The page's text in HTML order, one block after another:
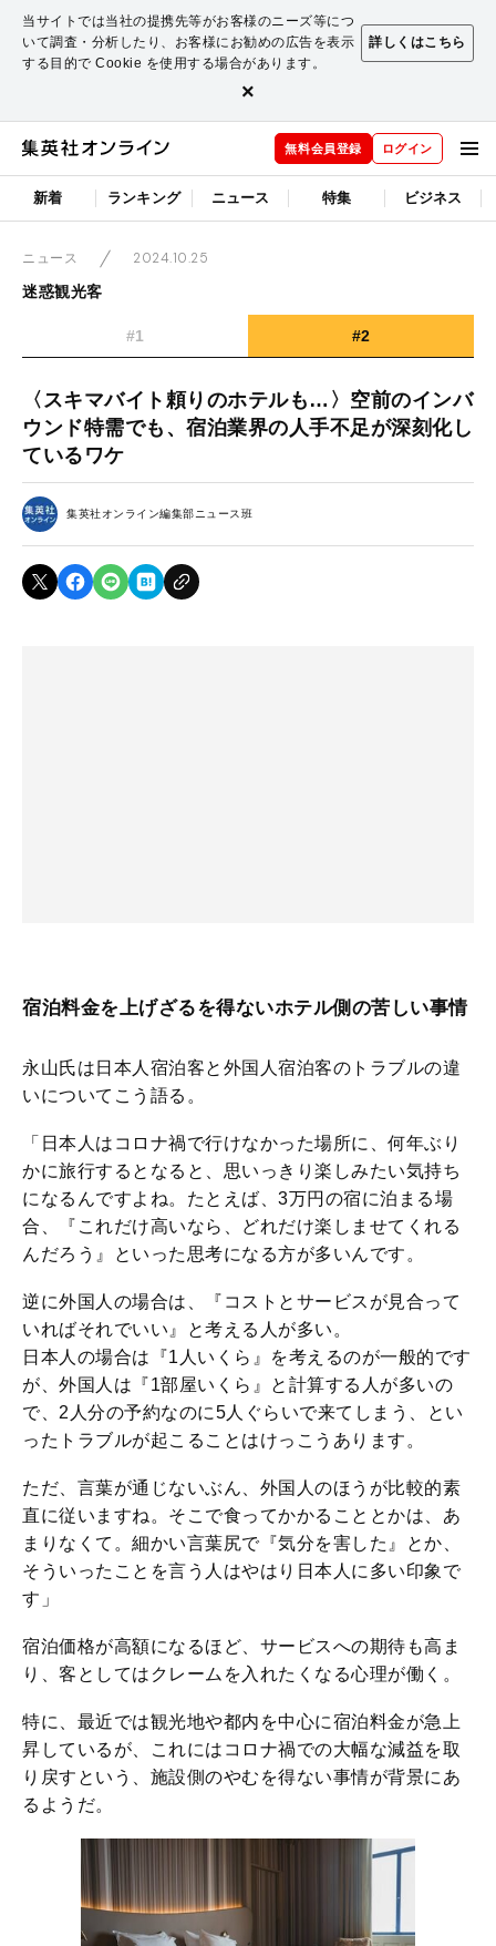
当サイトでは当社の提携先等がお客様のニーズ等につ
いて調査・分析したり、お客様にお勧めの広告を表示
する目的で Cookie を使用する場合があります。
詳しくはこちら
×
無料会員登録 ログイン
新着 ランキング ニュース 特集 ビジネス
ニュース
2024.10.25
迷惑観光客
#1 #2
〈スキマバイト頼りのホテルも…〉空前のインバ
ウンド特需でも、宿泊業界の人手不足が深刻化し
ているワケ
集英社オンライン編集部ニュース班
宿泊料金を上げざるを得ないホテル側の苦しい事情
永山氏は日本人宿泊客と外国人宿泊客のトラブルの違
いについてこう語る。
「日本人はコロナ禍で行けなかった場所に、何年ぶり
かに旅行するとなると、思いっきり楽しみたい気持ち
になるんですよね。たとえば、3万円の宿に泊まる場
合、『これだけ高いなら、どれだけ楽しませてくれる
んだろう』といった思考になる方が多いんです。
逆に外国人の場合は、『コストとサービスが見合って
いればそれでいい』と考える人が多い。
日本人の場合は『1人いくら』を考えるのが一般的です
が、外国人は『1部屋いくら』と計算する人が多いの
で、2人分の予約なのに5人ぐらいで来てしまう、とい
ったトラブルが起こることはけっこうあります。
ただ、言葉が通じないぶん、外国人のほうが比較的素
直に従いますね。そこで食ってかかることとかは、あ
まりなくて。細かい言葉尻で『気分を害した』とか、
そういったことを言う人はやはり日本人に多い印象で
す」
宿泊価格が高額になるほど、サービスへの期待も高ま
り、客としてはクレームを入れたくなる心理が働く。
特に、最近では観光地や都内を中心に宿泊料金が急上
昇しているが、これにはコロナ禍での大幅な減益を取
り戻すという、施設側のやむを得ない事情が背景にあ
るようだ。